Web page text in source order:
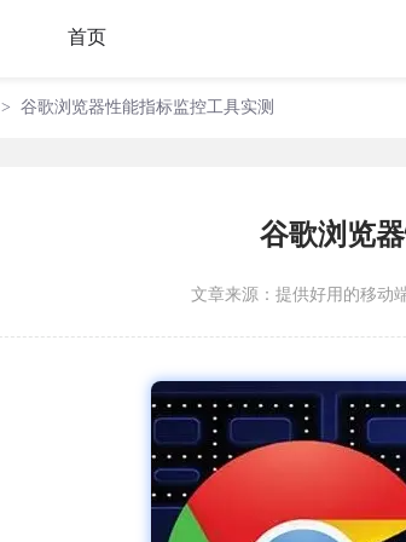
首页
> 谷歌浏览器性能指标监控工具实测
谷歌浏览
文章来源： 提供好用的移动